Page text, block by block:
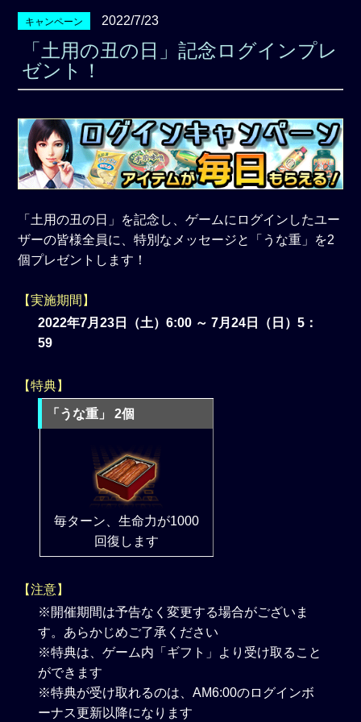
キャンペーン 2022/7/23
「土用の丑の日」記念ログインプレ
ゼント！
「土用の丑の日」を記念し、ゲームにログインしたユー
ザーの皆様全員に、特別なメッセージと「うな重」を2
個プレゼントします！
【実施期間】
2022年7月23日（土）6:00 ～ 7月24日（日）5：
59
【特典】
「うな重」 2個
毎ターン、生命力が1000
回復します
【注意】
※開催期間は予告なく変更する場合がございま
す。あらかじめご了承ください
※特典は、ゲーム内「ギフト」より受け取ること
ができます
※特典が受け取れるのは、AM6:00のログインボ
ーナス更新以降になります